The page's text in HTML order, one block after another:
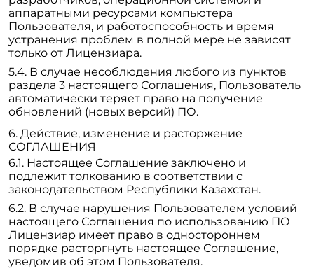
аппаратными ресурсами компьютера
Пользователя, и работоспособность и время
устранения проблем в полной мере не зависят
только от Лицензиара.
В случае несоблюдения любого из пунктов
раздела 3 настоящего Соглашения, Пользователь
автоматически теряет право на получение
обновлений (новых версий) ПО.
Действие, изменение и расторжение
СОГЛАШЕНИЯ
Настоящее Соглашение заключено и
подлежит толкованию в соответствии с
законодательством Республики Казахстан.
В случае нарушения Пользователем условий
настоящего Соглашения по использованию ПО
Лицензиар имеет право в одностороннем
порядке расторгнуть настоящее Соглашение,
уведомив об этом Пользователя.